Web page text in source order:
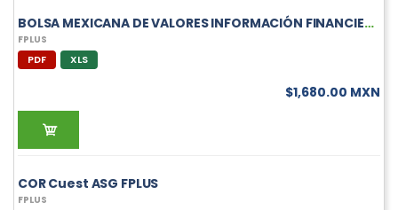
BOLSA MEXICANA DE VALORES INFORMACIÓN FINANCIERA TRIMESTRAL DE FPLUS
FPLUS
PDF XLS
$1,680.00 MXN
COR Cuest ASG FPLUS
FPLUS